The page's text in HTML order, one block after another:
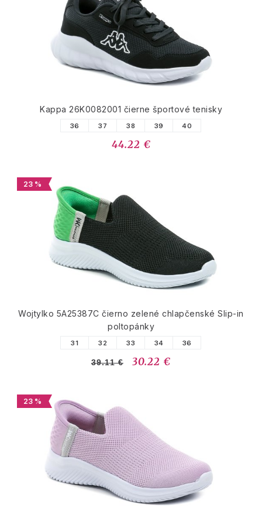
Kappa 26K0082001 čierne športové tenisky
36 37 38 39 40
44.22 €
23 %
Wojtylko 5A25387C čierno zelené chlapčenské Slip-in
poltopánky
31 32 33 34 36
39.11 € 30.22 €
23 %